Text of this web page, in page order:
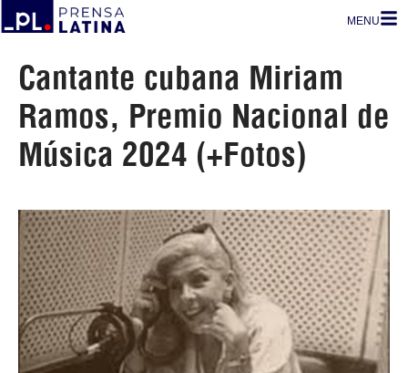
MENU
Cantante cubana Miriam
Ramos, Premio Nacional de
Música 2024 (+Fotos)